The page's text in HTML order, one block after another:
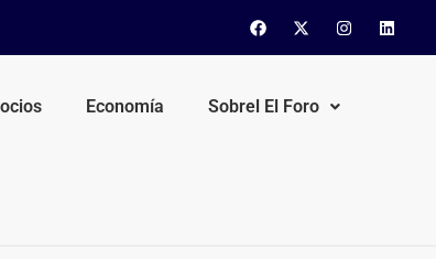
Economía Sobrel El Foro